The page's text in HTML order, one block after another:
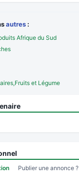
autres :
Afrique du Sud
et Légume
Publier une annonce ?